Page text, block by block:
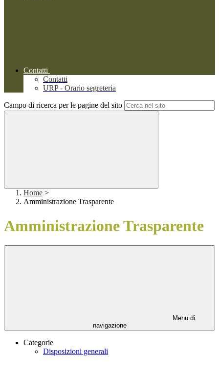
Contatti
Contatti
URP - Orario segreteria
Campo di ricerca per le pagine del sito
Home >
Amministrazione Trasparente
Amministrazione Trasparente
Menu di
navigazione
Categorie
Disposizioni generali